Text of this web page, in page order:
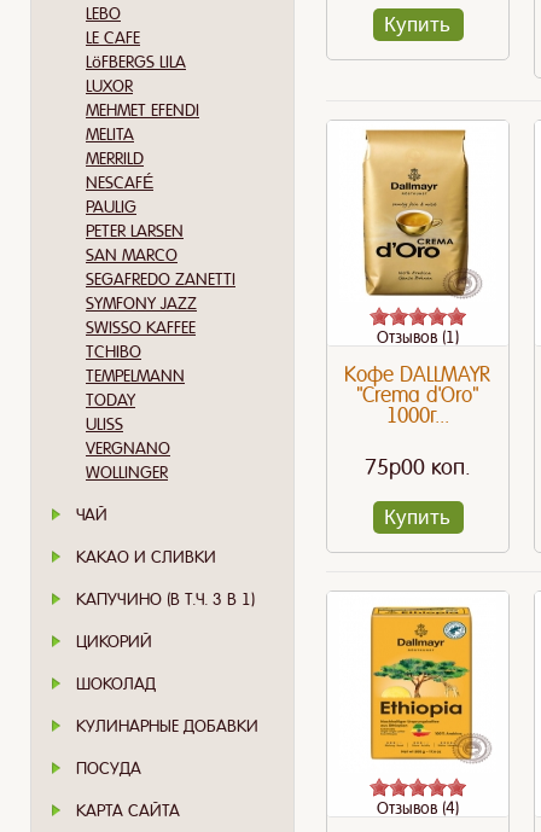
LEBO
LE CAFE
LöFBERGS LILA
LUXOR
MEHMET EFENDI
MELITA
MERRILD
NESCAFÉ
PAULIG
PETER LARSEN
SAN MARCO
SEGAFREDO ZANETTI
SYMFONY JAZZ
SWISSO KAFFEE
TCHIBO
TEMPELMANN
TODAY
ULISS
VERGNANO
WOLLINGER
ЧАЙ
КАКАО И СЛИВКИ
КАПУЧИНО (В Т.Ч. 3 В 1)
ЦИКОРИЙ
ШОКОЛАД
КУЛИНАРНЫЕ ДОБАВКИ
ПОСУДА
КАРТА САЙТА
Купить
Отзывов (1)
Кофе DALLMAYR
"Crema d'Oro"
1000г...
75p00 коп.
Купить
Отзывов (4)